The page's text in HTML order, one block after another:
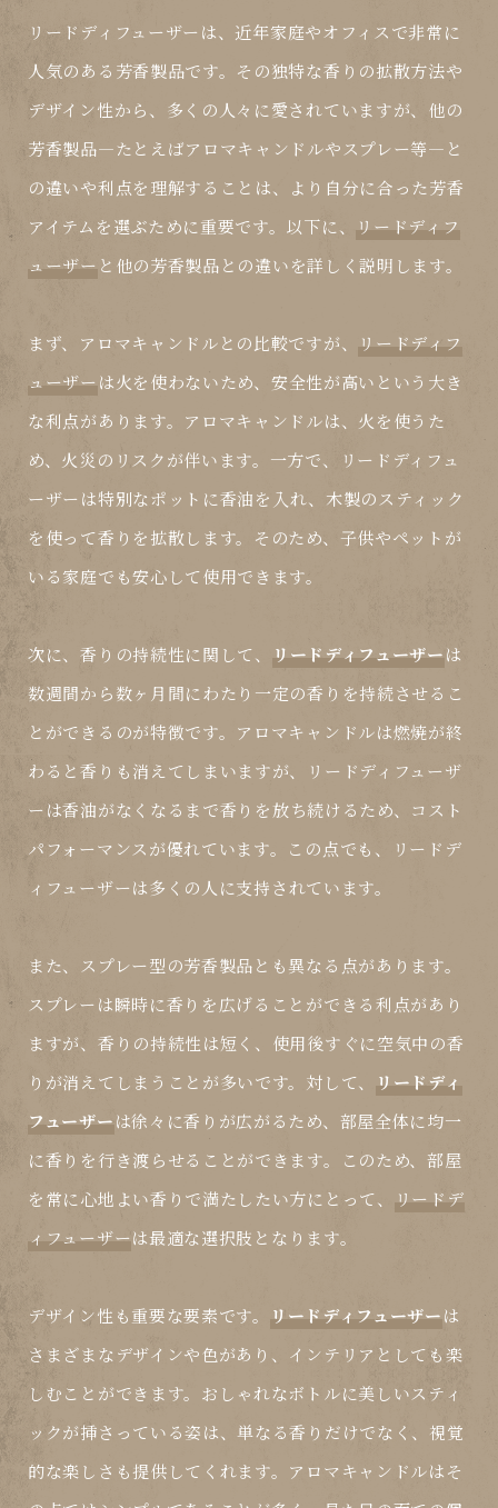
リードディフューザーは、近年家庭やオフィスで非常に
人気のある芳香製品です。その独特な香りの拡散方法や
デザイン性から、多くの人々に愛されていますが、他の
芳香製品—たとえばアロマキャンドルやスプレー等—と
の違いや利点を理解することは、より自分に合った芳香
アイテムを選ぶために重要です。以下に、
リードディフ
ューザー と他の芳香製品との違いを詳しく説明します。
まず、アロマキャンドルとの比較ですが、
リードディフ
ューザーは火を使わないため、安全性が高いという大き
な利点があります。アロマキャンドルは、火を使うた
め、火災のリスクが伴います。一方で、
リードディフュ
ーザー は特別なポットに香油を入れ、木製のスティック
を使って香りを拡散します。そのため、子供やペットが
いる家庭でも安心して使用できます。
次に、香りの持続性に関して、 リードディフューザーは
数週間から数ヶ月間にわたり一定の香りを持続させるこ
とができるのが特徴です。アロマキャンドルは燃焼が終
わると香りも消えてしまいますが、
リードディフューザ
ーは香油がなくなるまで香りを放ち続けるため、コスト
パフォーマンスが優れています。この点でも、
リードデ
ィフューザーは多くの人に支持されています。
また、スプレー型の芳香製品とも異なる点があります。
スプレーは瞬時に香りを広げることができる利点があり
ますが、香りの持続性は短く、使用後すぐに空気中の香
りが消えてしまうことが多いです。対して、
リードディ
フューザーは徐々に香りが広がるため、部屋全体に均一
に香りを行き渡らせることができます。このため、部屋
を常に心地よい香りで満たしたい方にとって、
リードデ
ィフューザーは最適な選択肢となります。
デザイン性も重要な要素です。 リードディフューザーは
さまざまなデザインや色があり、インテリアとしても楽
しむことができます。おしゃれなボトルに美しいスティ
ックが挿さっている姿は、単なる香りだけでなく、視覚
的な楽しさも提供してくれます。アロマキャンドルはそ